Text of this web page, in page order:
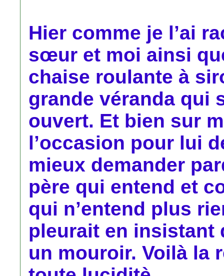
Hier comme je l’ai
sœur et moi ainsi
chaise roulante à
grande véranda qui
ouvert. Et bien sur
l’occasion pour lui
mieux demander
père qui entend et
qui n’entend plus
pleurait en insistant
un mouroir. Voilà la